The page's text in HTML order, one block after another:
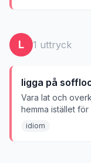
L 1 uttryck
ligga på
Vara lat och
hemma istället
idiom